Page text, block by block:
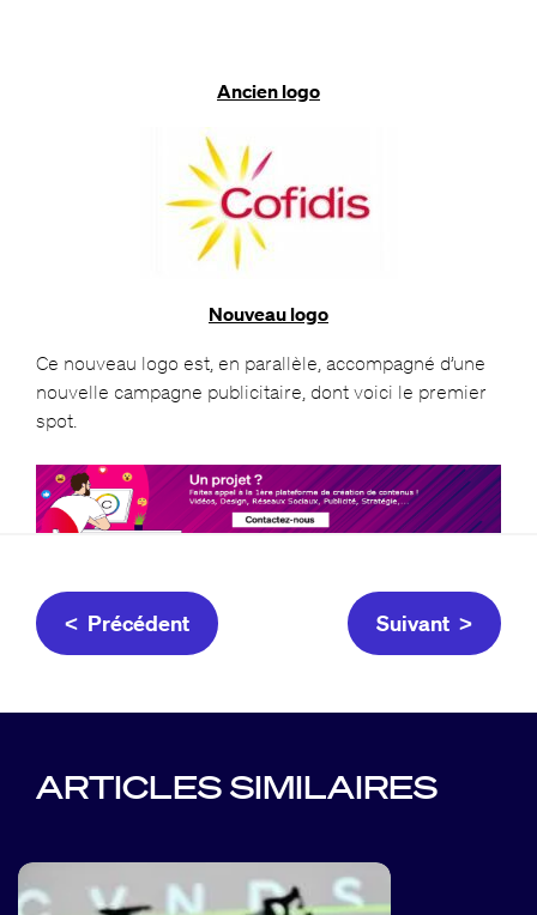
Ancien logo
Nouveau logo
Ce nouveau logo est, en parallèle, accompagné d’une
nouvelle campagne publicitaire, dont voici le premier
spot.
< Précédent Suivant >
ARTICLES SIMILAIRES